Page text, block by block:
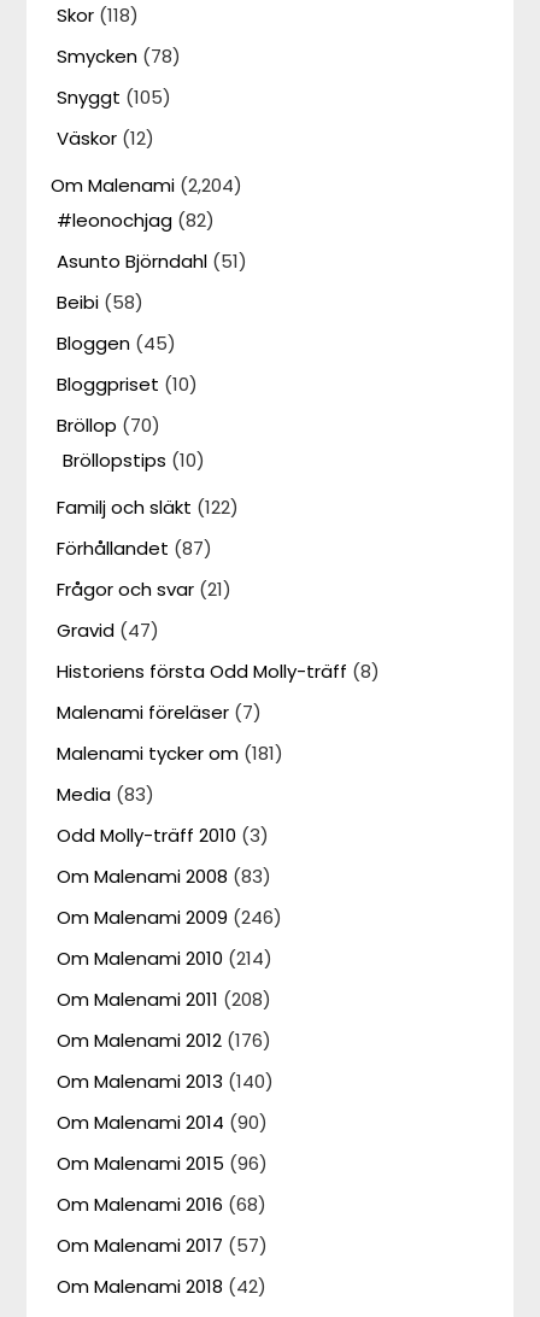
Skor (118)
Smycken (78)
Snyggt (105)
Väskor (12)
Om Malenami (2,204)
#leonochjag (82)
Asunto Björndahl (51)
Beibi (58)
Bloggen (45)
Bloggpriset (10)
Bröllop (70)
Bröllopstips (10)
Familj och släkt (122)
Förhållandet (87)
Frågor och svar (21)
Gravid (47)
Historiens första Odd Molly-träff (8)
Malenami föreläser (7)
Malenami tycker om (181)
Media (83)
Odd Molly-träff 2010 (3)
Om Malenami 2008 (83)
Om Malenami 2009 (246)
Om Malenami 2010 (214)
Om Malenami 2011 (208)
Om Malenami 2012 (176)
Om Malenami 2013 (140)
Om Malenami 2014 (90)
Om Malenami 2015 (96)
Om Malenami 2016 (68)
Om Malenami 2017 (57)
Om Malenami 2018 (42)